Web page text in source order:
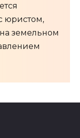
юристом,
земельном